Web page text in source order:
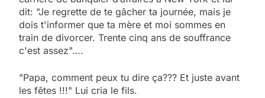
dit: "Je regrette de te gâcher ta journée, mais je
dois t'informer que ta mère et moi sommes en
train de divorcer. Trente cinq ans de souffrance
c'est assez"….
"Papa, comment peux tu dire ça??? Et juste avant
les fêtes !!!" Lui cria le fils.